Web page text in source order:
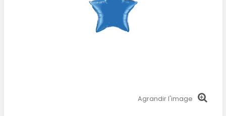
Agrandir l'image